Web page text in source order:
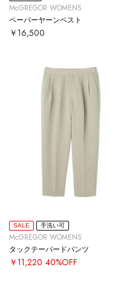
McGREGOR WOMENS
ペーパーヤーンベスト
￥16,500
SALE 手洗い可
McGREGOR WOMENS
タックテーパードパンツ
￥11,220 40%OFF